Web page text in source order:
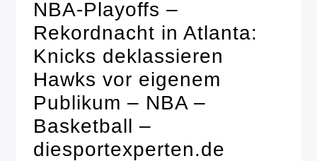
NBA-Playoffs –
Rekordnacht in Atlanta:
Knicks deklassieren
Hawks vor eigenem
Publikum – NBA –
Basketball –
diesportexperten.de